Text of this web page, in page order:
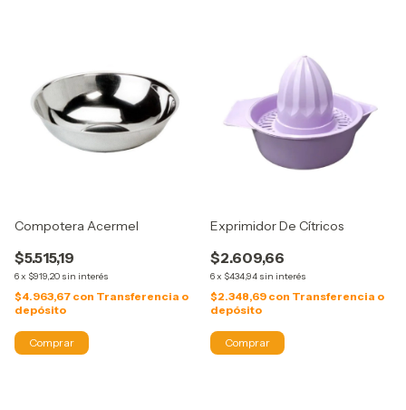
Compotera Acermel
$5.515,19
6x $919,20 sin interés
$4.963,67 con Transferencia o
depósito
Exprimidor De Cítricos
$2.609,66
6x $434,94 sin interés
$2.348,69 con Transferencia o
depósito